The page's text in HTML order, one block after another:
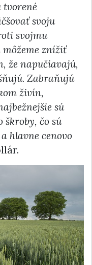
tvorené
svoju
svojmu
môžeme znížiť
že napučiavajú,
Zabraňujú
živín,
sú
škroby, čo sú
hlavne cenovo